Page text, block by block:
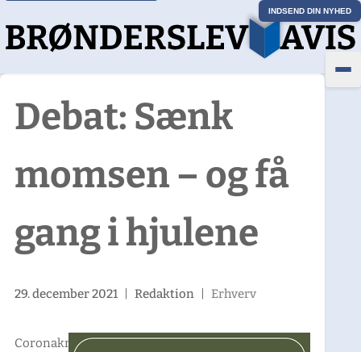
INDSEND DIN NYHED
Debat: Sænk
momsen – og få
gang i hjulene
29. december 2021 |Redaktion |Erhverv
Coronakrisen har ramt